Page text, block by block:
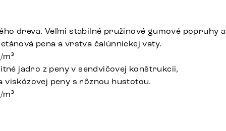
dreva. Veľmi stabilné pružinové gumové popruhy a
pena a vrstva čalúnnickej vaty.
jadro z peny v sendvičovej konštrukcii,
viskózovej peny s rôznou hustotou.